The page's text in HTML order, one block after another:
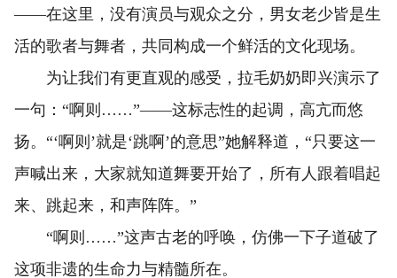
——在这里，没有演员与观众之分，男女老少皆是生
活的歌者与舞者，共同构成一个鲜活的文化现场。
为让我们有更直观的感受，拉毛奶奶即兴演示了
一句：“啊则……”——这标志性的起调，高亢而悠
扬。“‘啊则’就是‘跳啊’的意思”她解释道，“只要这一
声喊出来，大家就知道舞要开始了，所有人跟着唱起
来、跳起来，和声阵阵。”
“啊则……”这声古老的呼唤，仿佛一下子道破了
这项非遗的生命力与精髓所在。